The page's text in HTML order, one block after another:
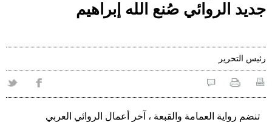
جديد الروائي صُنع الله إبراهيم
رئيس التحرير
تنضم رواية العمامة والقبعة ، آخر أعمال الروائي العربي